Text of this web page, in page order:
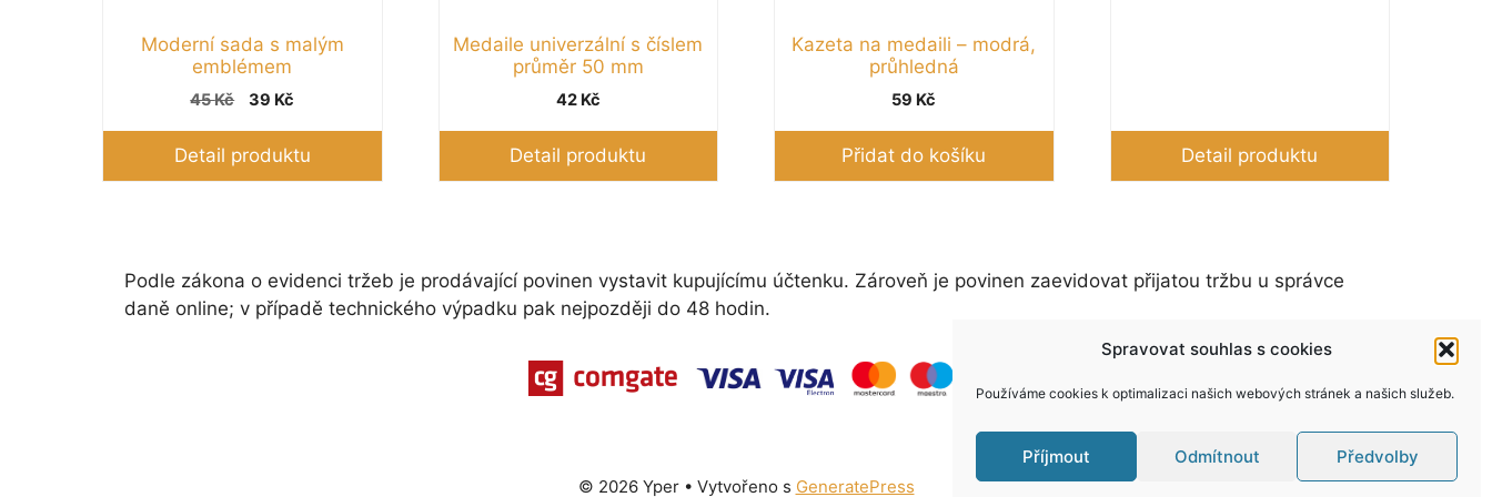
Spravovat souhlas s cookies
Používáme cookies k optimalizaci našich webových stránek a našich služeb.
Příjmout Odmítnout Předvolby
Moderní sada s malým
emblémem
45Kč
Původní
byla:
45 Kč.
39 Kč
je:
Detail produktu
Medaile univerzální s číslem
průměr 50 mm
42 Kč
Detail produktu
Kazeta na medaili – modrá,
průhledná
59 Kč
Přidat do košíku Detail produktu
Podle zákona o evidenci tržeb je prodávající povinen vystavit kupujícímu účtenku. Zároveň je povinen zaevidovat přijatou tržbu u správce
daně online; v případě technického výpadku pak nejpozději do 48 hodin.
© 2026 Yper• Vytvořeno s GeneratePress